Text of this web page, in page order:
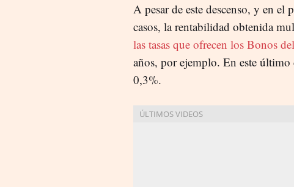
A pesar de este descenso, y en el
casos, la rentabilidad obtenida
las tasas que ofrecen los Bonos
años, por ejemplo. En este último
0,3%.